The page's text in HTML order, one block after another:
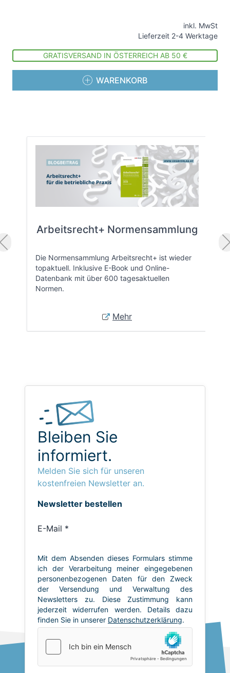
inkl. MwSt
Lieferzeit 2-4 Werktage
GRATISVERSAND IN ÖSTERREICH AB 50 €
WARENKORB
Arbeitsrecht+ Normensammlung
Die Normensammlung Arbeitsrecht+ ist wieder
topaktuell. Inklusive E-Book und Online-
Datenbank mit über 600 tagesaktuellen
Normen.
Mehr
Bleiben Sie
informiert.
Melden Sie sich für unseren
kostenfreien Newsletter an.